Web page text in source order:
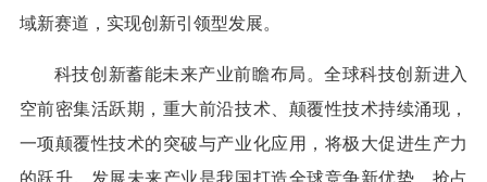
域新赛道，实现创新引领型发展。
科技创新蓄能未来产业前瞻布局。全球科技创新进入
空前密集活跃期，重大前沿技术、颠覆性技术持续涌现，
一项颠覆性技术的突破与产业化应用，将极大促进生产力